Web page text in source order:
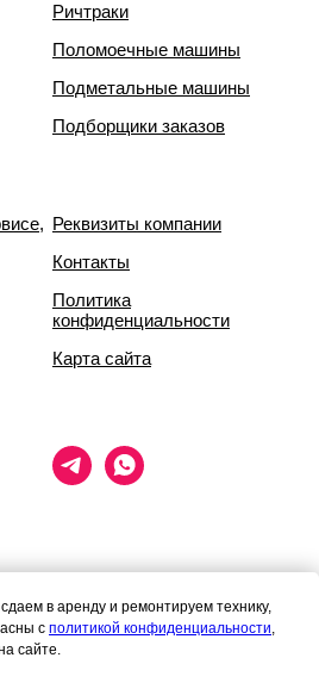
Ричтраки
Поломоечные машины
Подметальные машины
Подборщики заказов
Реквизиты компании
Контакты
Политика
конфиденциальности
Карта сайта
при каких условиях
и цены, размещённые на сайте, не
статей 435 и 437 гражданского кодекса
в аренду и ремонтируем технику,
с политикой конфиденциальности,
сайте.